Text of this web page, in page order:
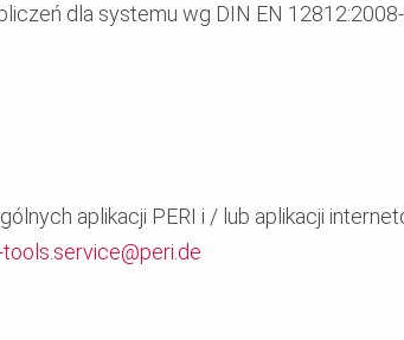
dla systemu wg DIN EN
aplikacji PERI i / lub aplikacji